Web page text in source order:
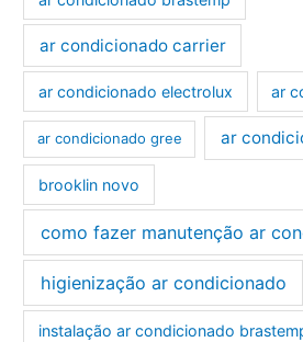
ar condicionado carrier
ar condicionado electrolux ar
ar condicionado gree ar
brooklin novo
como fazer manutenção ar
higienização ar condicionado
instalação ar condicionado